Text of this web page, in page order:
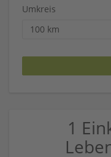
Umkreis
1